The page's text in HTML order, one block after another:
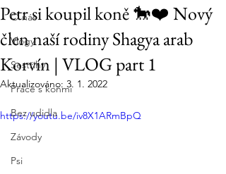
O nás
Vlogy
Sestřihy
Práce s koňmi
Bez udidla
Závody
Psi
Petr si koupil koně 🐎❤️ Nový
člen naší rodiny Shagya arab
Korvín | VLOG part 1
Aktualizováno: 3. 1. 2022
https://youtu.be/iv8X1ARmBpQ